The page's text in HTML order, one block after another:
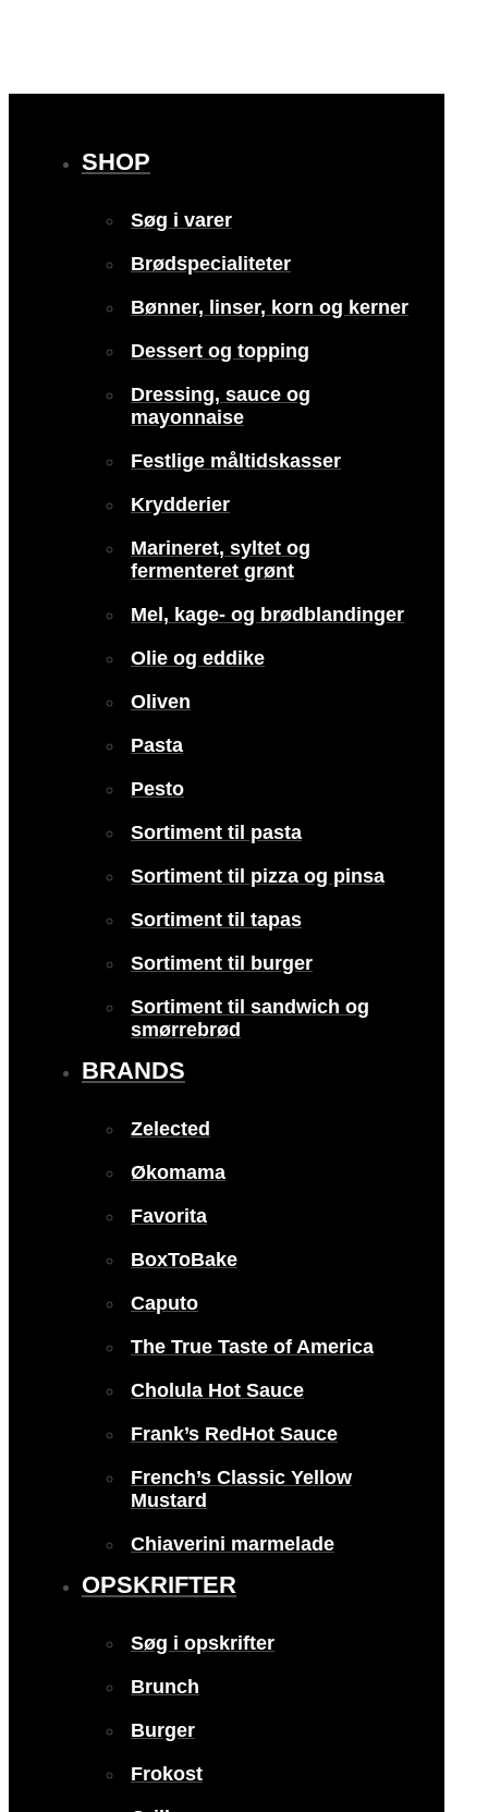
SHOP
Søg i varer
Brødspecialiteter
Bønner, linser, korn og kerner
Dessert og topping
Dressing, sauce og
mayonnaise
Festlige måltidskasser
Krydderier
Marineret, syltet og
fermenteret grønt
Mel, kage- og brødblandinger
Olie og eddike
Oliven
Pasta
Pesto
Sortiment til pasta
Sortiment til pizza og pinsa
Sortiment til tapas
Sortiment til burger
Sortiment til sandwich og
smørrebrød
BRANDS
Zelected
Økomama
Favorita
BoxToBake
Caputo
The True Taste of America
Cholula Hot Sauce
Frank’s RedHot Sauce
French’s Classic Yellow
Mustard
Chiaverini marmelade
OPSKRIFTER
Søg i opskrifter
Brunch
Burger
Frokost